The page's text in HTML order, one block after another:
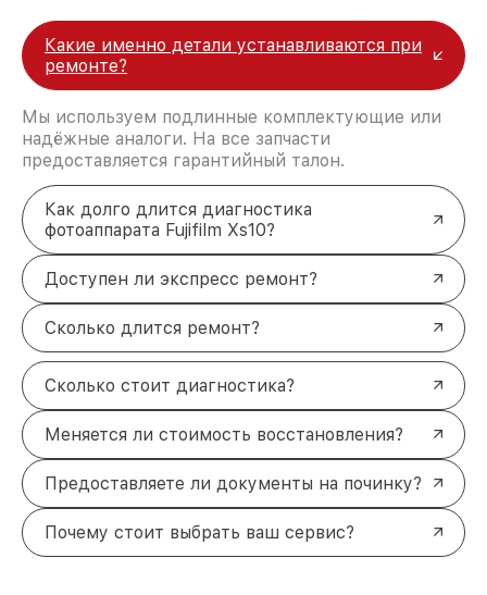
Какие именно детали устанавливаются при
ремонте?
Мы используем подлинные комплектующие или
надёжные аналоги. На все запчасти
предоставляется гарантийный талон.
Как долго длится диагностика
фотоаппарата Fujifilm Xs10?
Доступен ли экспресс ремонт?
Сколько длится ремонт?
Сколько стоит диагностика?
Меняется ли стоимость восстановления?
Предоставляете ли документы на починку?
Почему стоит выбрать ваш сервис?